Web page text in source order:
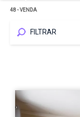
48- VENDA
FILTRAR